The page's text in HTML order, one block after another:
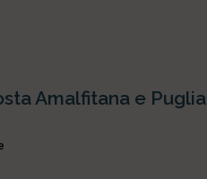
Amalfitana e Puglia